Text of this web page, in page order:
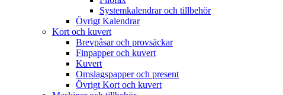
Systemkalendrar och tillbehör
Övrigt Kalendrar
Kort och kuvert
Brevpåsar och provsäckar
Finpapper och kuvert
Kuvert
Omslagspapper och present
Övrigt Kort och kuvert